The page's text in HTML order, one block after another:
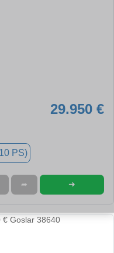
29.950 €
PS)
➦ ➜